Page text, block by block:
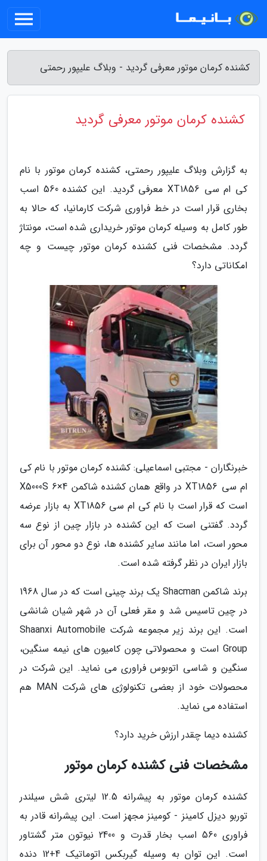
کشنده کرمان موتور معرفی گردید - وبلاگ علیپور رحمتی
کشنده کرمان موتور معرفی گردید
به گزارش وبلاگ علیپور رحمتی، کشنده کرمان موتور با نام
کی ام سی XT1856 معرفی گردید. این کشنده 560 اسب
بخاری قرار است در خط فراوری شرکت کارمانیا، که حالا به
طور کامل به وسیله کرمان موتور خریداری شده است، مونتاژ
گردد. مشخصات فنی کشنده کرمان موتور چیست و چه
امکاناتی دارد؟
خبرنگاران - مجتبی اسماعیلی: کشنده کرمان موتور با نام کی
ام سی XT1856 در واقع همان کشنده شاکمن X5000S 6×4
است که قرار است با نام کی ام سی XT1856 به بازار عرضه
گردد. گفتنی است که این کشنده در بازار چین از نوع سه
محور است، اما مانند سایر کشنده ها، نوع دو محور آن برای
بازار ایران در نظر گرفته شده است.
برند شاکمن Shacman یک برند چینی است که در سال 1968
در چین تاسیس شد و مقر فعلی آن در شهر شیان شانشی
است. این برند زیر مجموعه شرکت Shaanxi Automobile
Group است و محصولاتی چون کامیون های نیمه سنگین،
سنگین و شاسی اتوبوس فراوری می نماید. این شرکت در
محصولات خود از بعضی تکنولوژی های شرکت MAN هم
استفاده می نماید.
کشنده دیما چقدر ارزش خرید دارد؟
مشخصات فنی کشنده کرمان موتور
کشنده کرمان موتور به پیشرانه 12.5 لیتری شش سیلندر
توربو دیزل کامینز - کومینز مجهز است. این پیشرانه قادر به
فراوری 560 اسب بخار قدرت و 2400 نیوتون متر گشتاور
است. این توان به وسیله گیربکس اتوماتیک 4+12 دنده